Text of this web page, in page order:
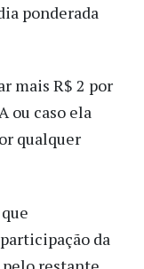
ponderada
mais R$ 2 por
ou caso ela
qualquer
da